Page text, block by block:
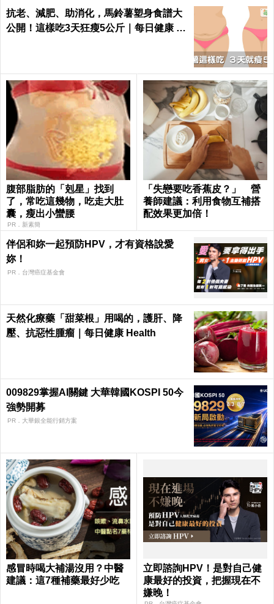
抗老、減肥、助消化，馬鈴薯塑身食譜大
公開！這樣吃3天狂瘦5公斤｜每日健康 H
腹部脂肪的「剋星」找到
了，常吃這幾物，吃走大肚
囊，瘦出小蠻腰
PR．新素簡
「失戀要吃香蕉皮？」 營
養師建議：利用食物互補搭
配效果更加倍！
伴侶和妳一起預防HPV，才有資格說愛
妳！
PR．台灣癌症基金會
天然化療藥「甜菜根」用喝的，護肝、降
壓、抗惡性腫瘤｜每日健康 Health
009829掌握AI關鍵 大華韓國KOSPI 50今
強勢開募
PR．大華銀全能行銷方案
感冒時喝大補湯沒用？中醫
建議：這7種補藥最好少吃
立即諮詢HPV！是對自己健
康最好的投資，把握現在不
嫌晚！